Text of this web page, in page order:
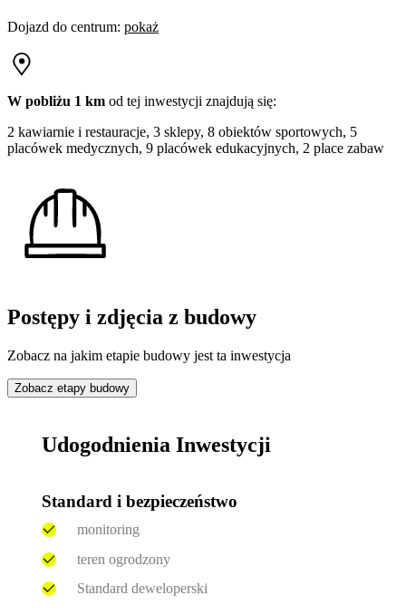
Dojazd do centrum: pokaż
W pobliżu 1 km od tej inwestycji znajdują się:
2 kawiarnie i restauracje, 3 sklepy, 8 obiektów sportowych, 5
placówek medycznych, 9 placówek edukacyjnych, 2 place zabaw
Postępy i zdjęcia z budowy
Zobacz na jakim etapie budowy jest ta inwestycja
Zobacz etapy budowy
Udogodnienia Inwestycji
Standard i bezpieczeństwo
monitoring
teren ogrodzony
Standard deweloperski